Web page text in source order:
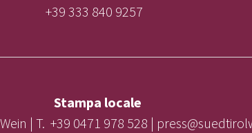
+39 333 840 9257
Stampa locale
| T. +39 0471 978 528 |